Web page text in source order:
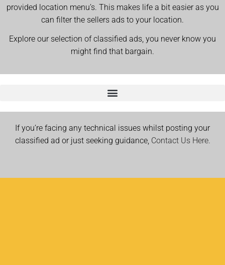
provided location menu’s. This makes life a bit easier as you
can filter the sellers ads to your location.
Explore our selection of classified ads, you never know you
might find that bargain.
If you’re facing any technical issues whilst posting your
classified ad or just seeking guidance, Contact Us Here.